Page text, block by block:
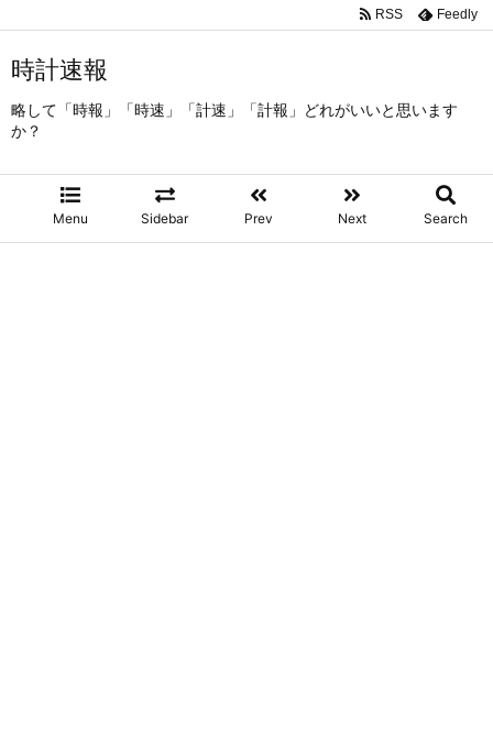
時計速報
略して「時報」「時速」「計速」「計報」どれがいいと思います
か？
Menu Sidebar Prev Next Search
RSS Feedly